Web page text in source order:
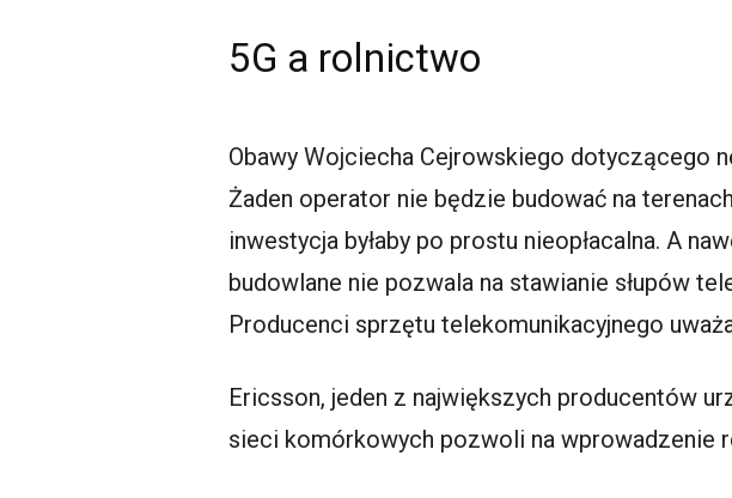
5G a rolnictwo
Obawy Wojciecha Cejrowskiego dotyczącego
Żaden operator nie będzie budować na
inwestycja byłaby po prostu nieopłacalna. A
budowlane nie pozwala na stawianie słupów
Producenci sprzętu telekomunikacyjnego
Ericsson, jeden z największych producentów
sieci komórkowych pozwoli na wprowadzenie